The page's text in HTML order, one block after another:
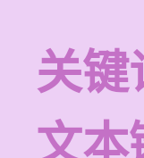
关键
文本